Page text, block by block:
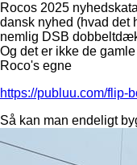
Rocos 2025
dansk nyhed (hvad det
nemlig DSB
Og det er ikke de
Roco's egne
https://publuu.com/flip-
Så kan man endeligt